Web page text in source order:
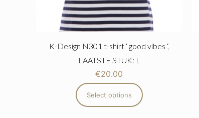
K-Design N301 t-shirt ‘ good vibes ‘,
LAATSTE STUK: L
€20.00
Select options